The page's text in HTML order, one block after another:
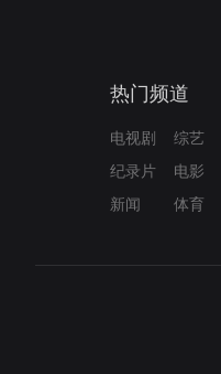
热门频道
电视剧 综艺
纪录片
电影
新闻
体育